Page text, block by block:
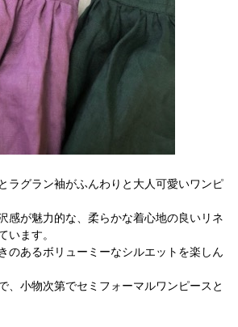
ラグラン袖がふんわりと大人可愛いワンピ
感が魅力的な、柔らかな着心地の良いリネ
います。
のあるボリューミーなシルエットを楽しん
、小物次第でセミフォーマルワンピースと